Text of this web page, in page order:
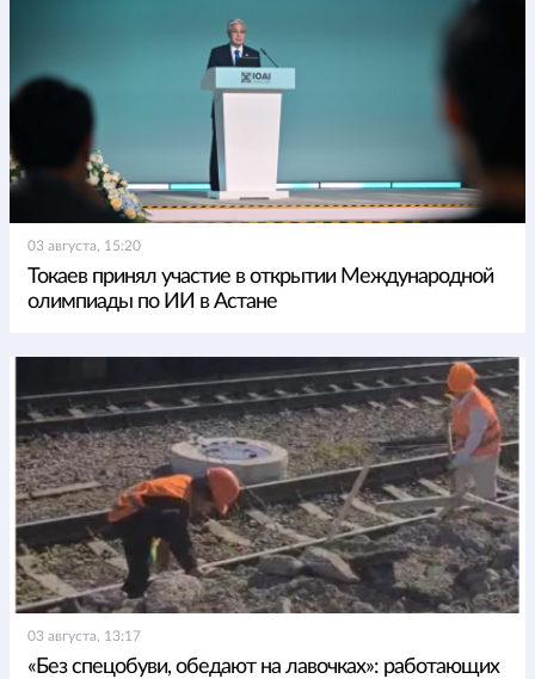
03 августа, 15:20
Токаев принял участие в открытии Международной
олимпиады по ИИ в Астане
03 августа, 13:17
«Без спецобуви, обедают на лавочках»: работающих